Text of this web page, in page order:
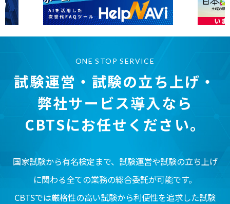
ONE STOP SERVICE
試験運営・試験の立ち上げ・
弊社サービス導入なら
CBTSにお任せください。
国家試験から有名検定まで、試験運営や試験の立ち上げ
に関わる全ての業務の総合委託が可能です。
CBTSでは厳格性の高い試験から利便性を追求した試験